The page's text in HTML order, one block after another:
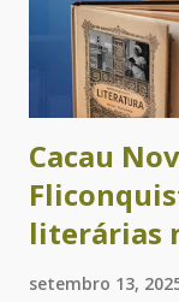
Dona Nenzinha:
aluno devia
tombado em seu
Cacau
literárias
setembro 13,